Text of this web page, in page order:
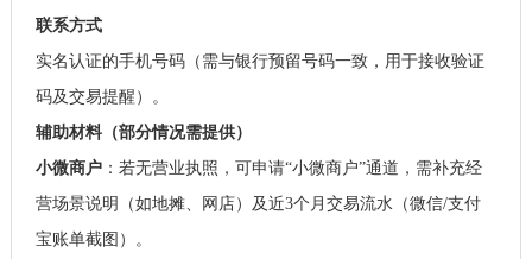
联系方式
实名认证的手机号码（需与银行预留号码一致，用于接收验证
码及交易提醒）。
辅助材料（部分情况需提供）
小微商户：若无营业执照，可申请“小微商户”通道，需补充经
营场景说明（如地摊、网店）及近3个月交易流水（微信/支付
宝账单截图）。